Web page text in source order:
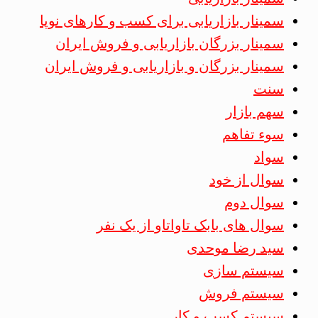
سمینار بازاریابی برای کسب و کارهای نوپا
سمینار بزرگان بازاریابی و فروش ایران
سمینار بزرگان و بازاریابی و فروش ایران
سنت
سهم بازار
سوء تفاهم
سواد
سوال از خود
سوال دوم
سوال های بابک تاواتاو از یک نفر
سید رضا موحدی
سیستم سازی
سیستم فروش